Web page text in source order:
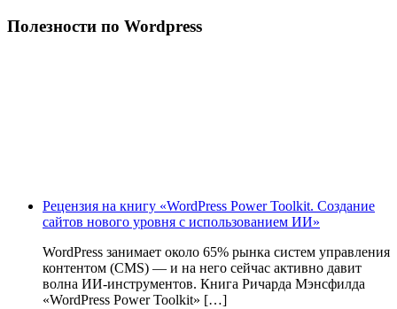
Полезности по Wordpress
Рецензия на книгу «WordPress Power Toolkit. Создание
сайтов нового уровня с использованием ИИ»
WordPress занимает около 65% рынка систем управления
контентом (CMS) — и на него сейчас активно давит
волна ИИ‑инструментов. Книга Ричарда Мэнсфилда
«WordPress Power Toolkit» […]